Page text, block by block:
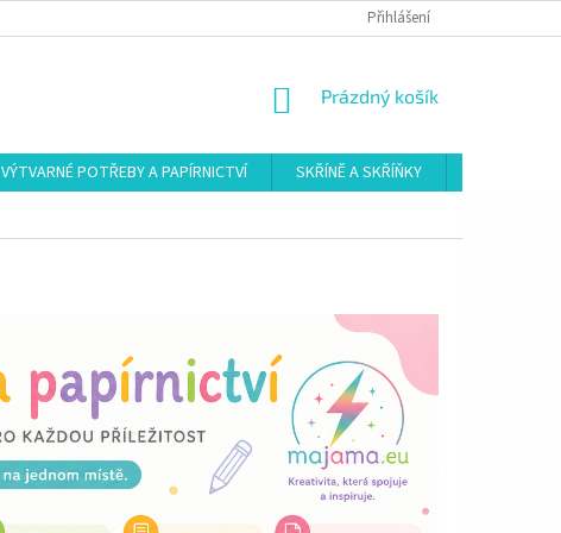
Přihlášení
NÁKUPNÍ
Prázdný košík
VÝTVARNÉ POTŘEBY A PAPÍRNICTVÍ SKŘÍNĚ A SKŘÍŇKY